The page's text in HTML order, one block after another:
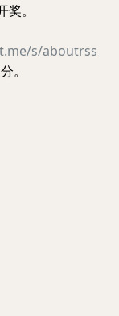
。
s/aboutrss
。